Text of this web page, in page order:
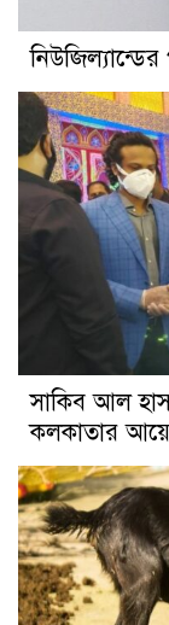
সাকিব আল
কলকাতার